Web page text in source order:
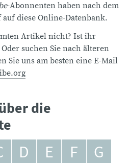
-Abonnenten haben nach dem
diese Online-Datenbank.
Artikel nicht? Ist ihr
suchen Sie nach älteren
Sie uns am besten eine E-Mail
die
D E F
G